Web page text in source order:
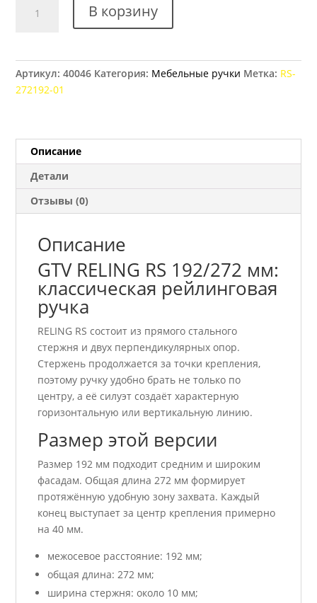
товара
RELING
хром
В корзину
Артикул:40046 Категория: Мебельные ручки Метка: RS-
272192-01
Описание
Детали
Отзывы (0)
Описание
GTV RELING RS 192/272 мм:
классическая рейлинговая
ручка
RELING RS состоит из прямого стального
стержня и двух перпендикулярных опор.
Стержень продолжается за точки крепления,
поэтому ручку удобно брать не только по
центру, а её силуэт создаёт характерную
горизонтальную или вертикальную линию.
Размер этой версии
Размер 192 мм подходит средним и широким
фасадам. Общая длина 272 мм формирует
протяжённую удобную зону захвата. Каждый
конец выступает за центр крепления примерно
на 40 мм.
межосевое расстояние: 192 мм;
общая длина: 272 мм;
ширина стержня: около 10 мм;